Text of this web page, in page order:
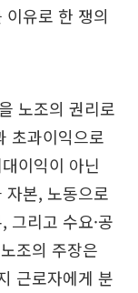
유로 한 쟁의
노조의 권리로
초과이익으로
이익이 아닌
자본, 노동으로
그리고 수요·공
조의 주장은
근로자에게 분